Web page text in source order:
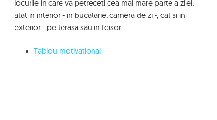
locurile in care va petreceti cea mai mare parte a zilei,
atat in interior - in bucatarie, camera de zi -, cat si in
exterior - pe terasa sau in foisor.
Tablou motivational